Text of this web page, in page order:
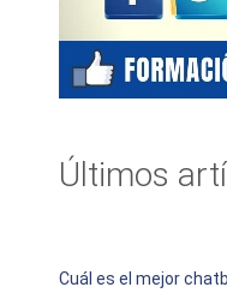
Últimos
Cuál es el mejor